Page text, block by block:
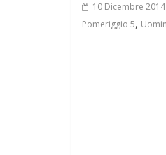
10 Dicembre 2014
Pomeriggio 5,